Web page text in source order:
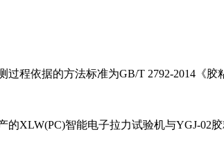
程依据的方法标准为GB/T 2792-2014《胶
XLW(PC)智能电子拉力试验机与YGJ-02胶